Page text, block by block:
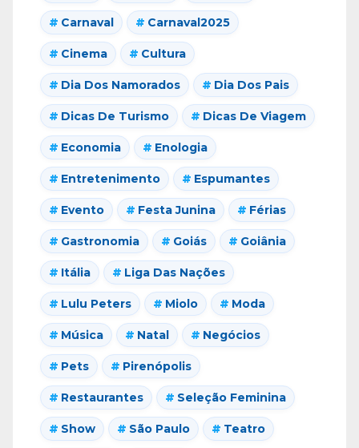
Carnaval Carnaval2025
Cinema Cultura
Dia Dos Namorados Dia Dos Pais
Dicas De Turismo Dicas De Viagem
Economia Enologia
Entretenimento Espumantes
Evento Festa Junina Férias
Gastronomia Goiás Goiânia
Itália Liga Das Nações
Lulu Peters Miolo Moda
Música Natal Negócios
Pets Pirenópolis
Restaurantes Seleção Feminina
Show São Paulo Teatro